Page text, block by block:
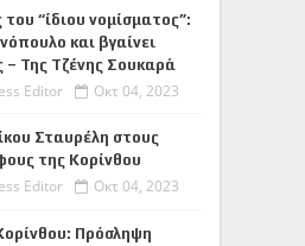
του “ίδιου νομίσματος”:
και βγαίνει
– Της Τζένης Σουκαρά
Editor Οκτ 04, 2023
Σταυρέλη στους
της Κορίνθου
Editor Οκτ 04, 2023
Πρόσληψη